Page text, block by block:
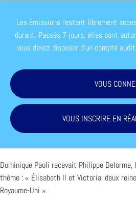
Les émissions restent librement
durant. Passés 7 jours, elles sont
vous devez disposer d'un compte
VOUS
VOUS INSCRIRE EN
Dominique Paoli recevait Philippe
thème : « Élisabeth II et Victoria, deux
Royaume-Uni ».